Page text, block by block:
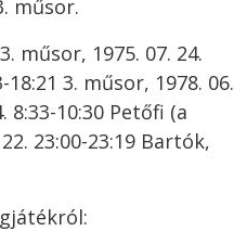
műsor.
műsor, 1975. 07. 24.
18:21 3. műsor, 1978. 06.
8:33-10:30 Petőfi (a
23:00-23:19 Bartók,